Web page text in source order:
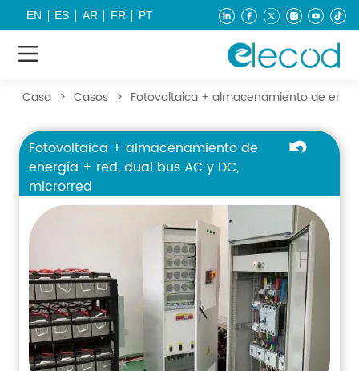
EN ES AR FR PT
Casa > Casos > Fotovoltaica + almacenamiento de
Fotovoltaica + almacenamiento de
energía + red, dual bus AC y DC,
microrred